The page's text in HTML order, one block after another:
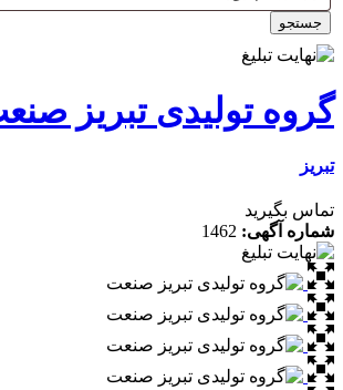
جستجو
گروه تولیدی تبریز
تبریز
تماس بگیرید
شماره آگهی: 1462